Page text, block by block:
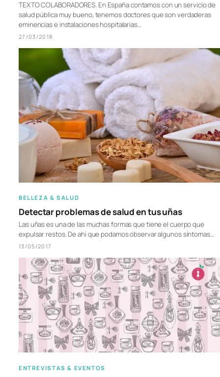
TEXTO COLABORADORES. En España contamos con un servicio de
salud pública muy bueno, tenemos doctores que son verdaderas
eminencias e instalaciones hospitalarias…
27/03/2018
BELLEZA & SALUD
Detectar problemas de salud en tus uñas
Las uñas es una de las muchas formas que tiene el cuerpo que
expulsar restos. De ahí que podamos observar algunos síntomas…
13/05/2017
ENTREVISTAS & EVENTOS